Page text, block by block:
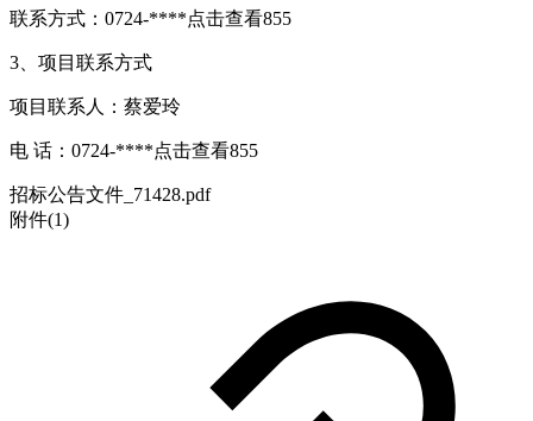
联系方式：0724-****点击查看855
3、项目联系方式
项目联系人：蔡爱玲
电 话：0724-****点击查看855
招标公告文件_71428.pdf
附件(1)